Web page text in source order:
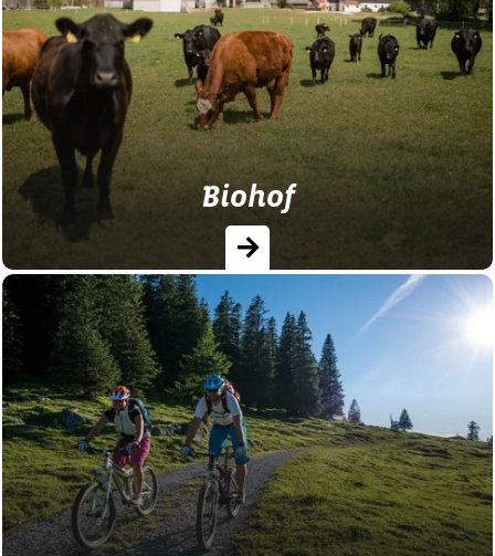
eines traditionellen Landhofs. Urlaub auf
dem Bergbauernhof ist für jeden etwas!
Biohof
Ferien auf dem Biohof. Nachhaltige
ökologische Landwirtschaft und Genuss
hofeigener Bioprodukte.